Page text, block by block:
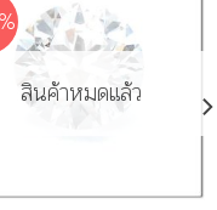
สินค้าหมดแล้ว